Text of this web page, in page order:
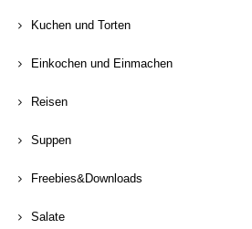
Kuchen und Torten
Einkochen und Einmachen
Reisen
Suppen
Freebies&Downloads
Salate